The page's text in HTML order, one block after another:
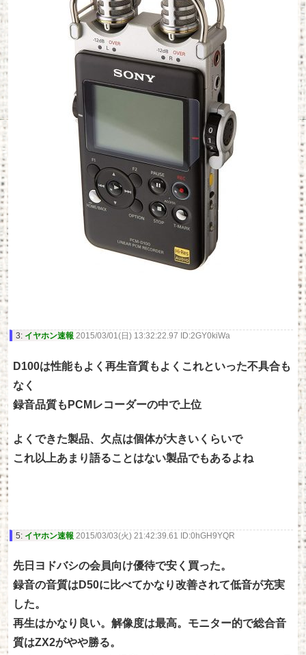
3: イヤホン速報 2015/03/01(日) 13:32:22.97 ID:2GY0kiWa
D100は性能もよく再生音質もよくこれといった不具合も
なく
録音品質もPCMレコーダーの中で上位
よくできた製品、欠点は個体が大きいくらいで
これ以上あまり語ることはない製品でもあるよね
5: イヤホン速報 2015/03/03(火) 21:42:39.61 ID:0hGH9YQR
先日ヨドバシの会員向け優待で安く買った。
録音の音質はD50に比べてかなり改善されて低音が充実
した。
再生はかなり良い。解像度は最高。モニター的で総合音
質はZX2がやや勝る。